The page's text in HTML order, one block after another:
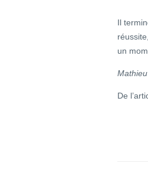
Il
un
De